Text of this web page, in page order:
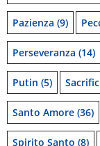
Pazienza (9)
Perseveranza (14)
Putin (5)
Santo Amore (36)
Spirito Santo (8)